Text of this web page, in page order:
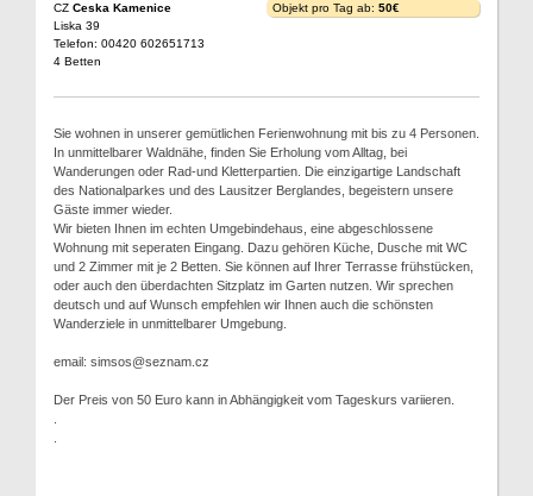
CZ Ceska Kamenice
Liska 39
Telefon: 00420 602651713
4 Betten
Objekt pro Tag ab: 50€
Sie wohnen in unserer gemütlichen Ferienwohnung mit bis zu 4 Personen.
In unmittelbarer Waldnähe, finden Sie Erholung vom Alltag, bei
Wanderungen oder Rad-und Kletterpartien. Die einzigartige Landschaft
des Nationalparkes und des Lausitzer Berglandes, begeistern unsere
Gäste immer wieder.
Wir bieten Ihnen im echten Umgebindehaus, eine abgeschlossene
Wohnung mit seperaten Eingang. Dazu gehören Küche, Dusche mit WC
und 2 Zimmer mit je 2 Betten. Sie können auf Ihrer Terrasse frühstücken,
oder auch den überdachten Sitzplatz im Garten nutzen. Wir sprechen
deutsch und auf Wunsch empfehlen wir Ihnen auch die schönsten
Wanderziele in unmittelbarer Umgebung.
email: simsos@seznam.cz
Der Preis von 50 Euro kann in Abhängigkeit vom Tageskurs variieren.